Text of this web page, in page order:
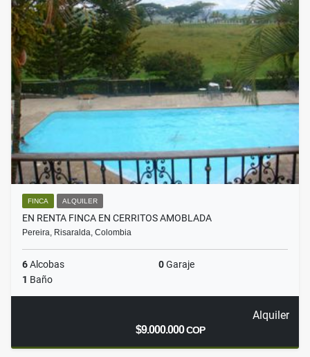
FINCA ALQUILER
EN RENTA FINCA EN CERRITOS AMOBLADA
Pereira, Risaralda, Colombia
6Alcobas 0Garaje
1 Baño
Alquiler
$9.000.000COP